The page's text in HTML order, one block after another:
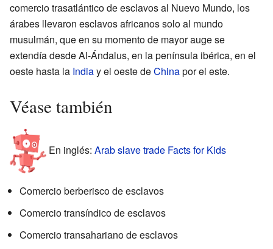
comercio trasatlántico de esclavos al Nuevo Mundo, los
árabes llevaron esclavos africanos solo al mundo
musulmán, que en su momento de mayor auge se
extendía desde Al-Ándalus, en la península ibérica, en el
oeste hasta la Indiay el oeste deChinapor el este.
Véase también
En inglés: Arab slave trade Facts for Kids
Comercio berberisco de esclavos
Comercio transíndico de esclavos
Comercio transahariano de esclavos